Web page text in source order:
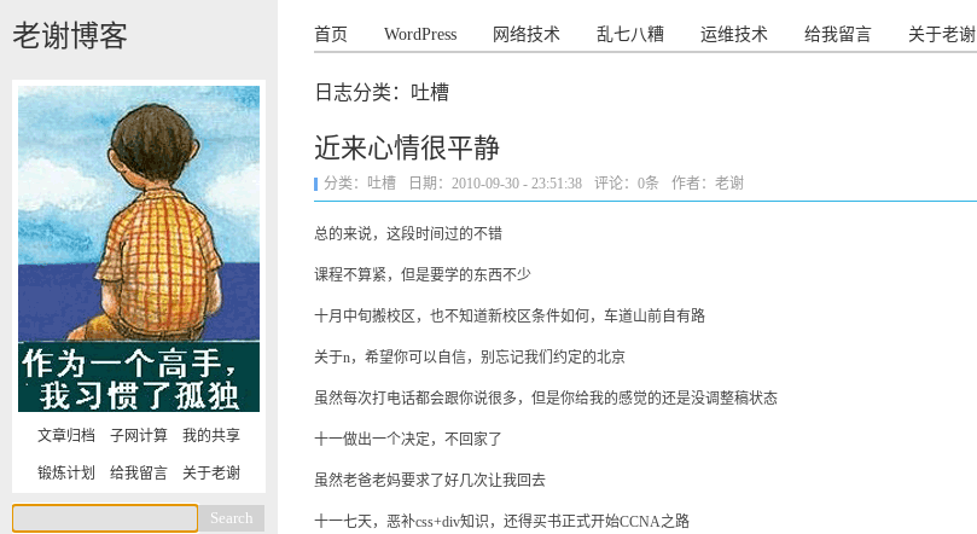
老谢博客 首页 WordPress 网络技术 乱七八糟 运维技术 给我留言 关于老谢
日志分类：吐槽
近来心情很平静
分类： 吐槽 日期：2010-09-30 - 23:51:38 评论： 0条 作者：老谢
总的来说，这段时间过的不错
课程不算紧，但是要学的东西不少
十月中旬搬校区，也不知道新校区条件如何，车道山前自有路
关于n，希望你可以自信，别忘记我们约定的北京
虽然每次打电话都会跟你说很多，但是你给我的感觉的还是没调整稿状态
十一做出一个决定，不回家了
虽然老爸老妈要求了好几次让我回去
十一七天，恶补css+div知识，还得买书正式开始CCNA之路
文章归档 子网计算 我的共享
锻炼计划 给我留言 关于老谢